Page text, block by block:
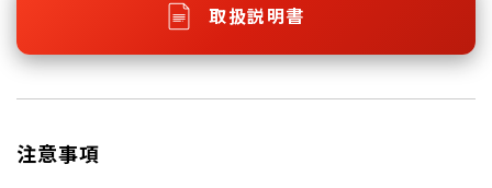
取扱説明書
注意事項